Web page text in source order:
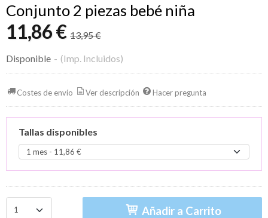
Conjunto 2 piezas bebé niña
11,86 € 13,95 €
Disponible - (Imp. Incluidos)
Costes de envío Ver descripción Hacer pregunta
Tallas disponibles
Añadir a Carrito